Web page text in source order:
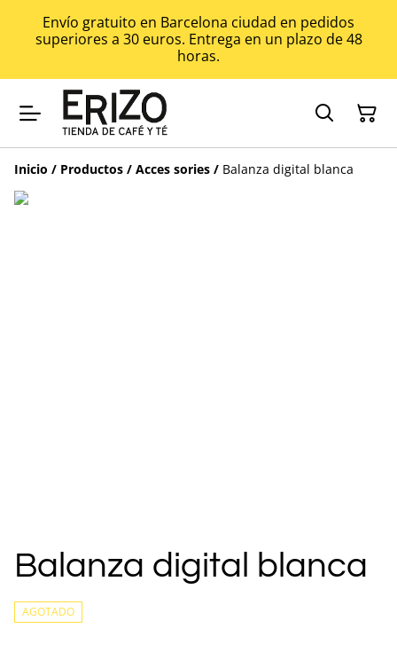
Envío gratuito en Barcelona ciudad en pedidos
superiores a 30 euros. Entrega en un plazo de 48
horas.
Inicio / Productos / Acces sories / Balanza digital blanca
Balanza digital blanca
AGOTADO